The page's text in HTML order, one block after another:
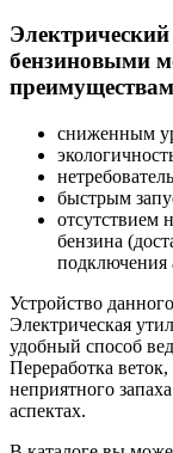
Электрический
бензиновыми
сниженным
быстрым
отсутствием
бензина
подключения
Устройство
Электрическая
удобный способ
Переработка
неприятного
аспектах.